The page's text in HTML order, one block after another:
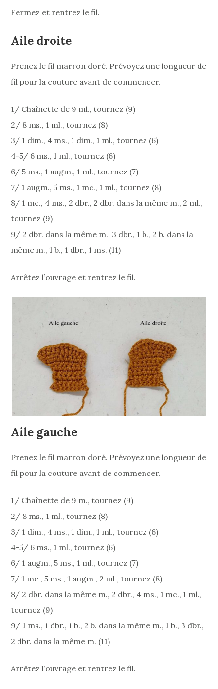
Fermez et rentrez le fil.
Aile droite
Prenez le fil marron doré. Prévoyez une longueur de
fil pour la couture avant de commencer.
1/ Chaînette de 9 ml., tournez (9)
2/ 8 ms., 1 ml., tournez (8)
3/ 1 dim., 4 ms., 1 dim., 1 ml., tournez (6)
4-5/ 6 ms., 1 ml., tournez (6)
6/ 5 ms., 1 augm., 1 ml., tournez (7)
7/ 1 augm., 5 ms., 1 mc., 1 ml., tournez (8)
8/ 1 mc., 4 ms., 2 dbr., 2 dbr. dans la même m., 2 ml.,
tournez (9)
9/ 2 dbr. dans la même m., 3 dbr., 1 b., 2 b. dans la
même m., 1 b., 1 dbr., 1 ms. (11)
Arrêtez l’ouvrage et rentrez le fil.
Aile gauche
Prenez le fil marron doré. Prévoyez une longueur de
fil pour la couture avant de commencer.
1/ Chaînette de 9 m., tournez (9)
2/ 8 ms., 1 ml., tournez (8)
3/ 1 dim., 4 ms., 1 dim., 1 ml., tournez (6)
4-5/ 6 ms., 1 ml., tournez (6)
6/ 1 augm., 5 ms., 1 ml., tournez (7)
7/ 1 mc., 5 ms., 1 augm., 2 ml., tournez (8)
8/ 2 dbr. dans la même m., 2 dbr., 4 ms., 1 mc., 1 ml.,
tournez (9)
9/ 1 ms., 1 dbr., 1 b., 2 b. dans la même m., 1 b., 3 dbr.,
2 dbr. dans la même m. (11)
Arrêtez l’ouvrage et rentrez le fil.